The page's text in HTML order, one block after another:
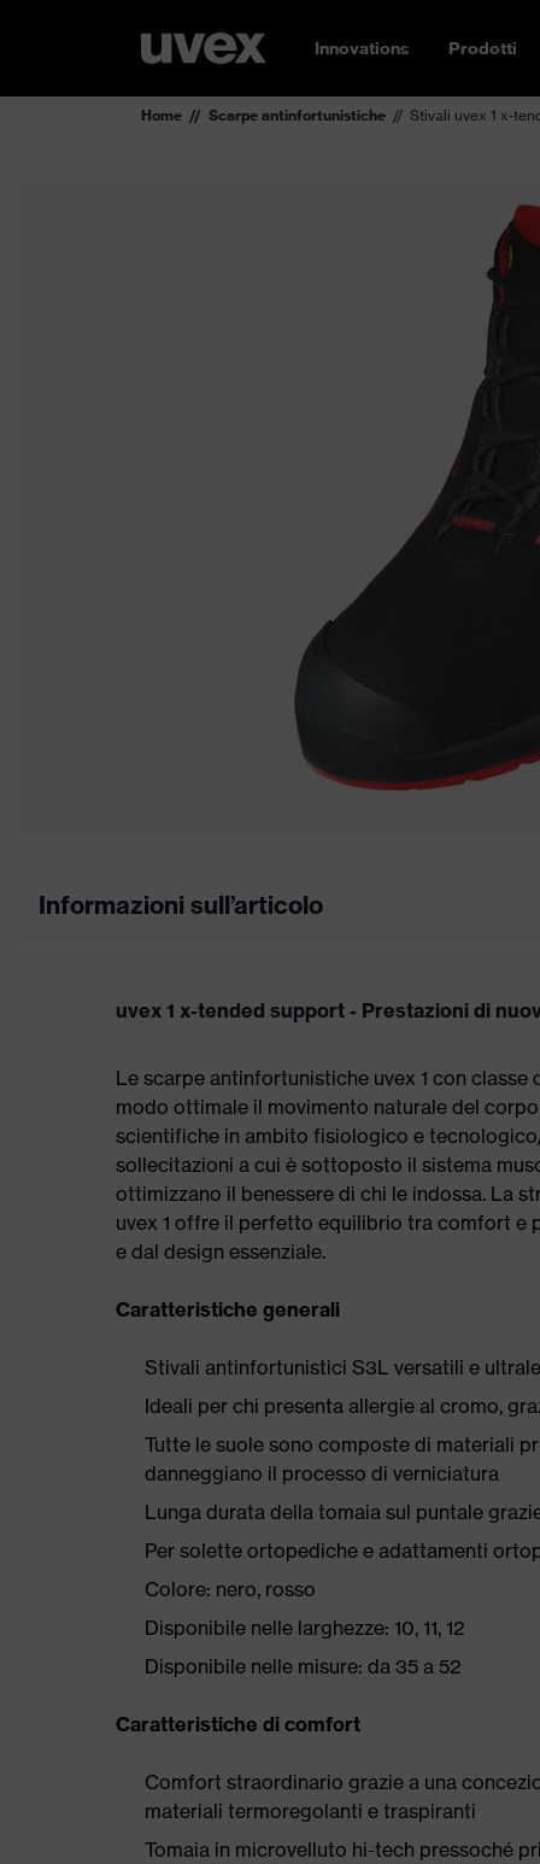
Innovations Prodotti
Home Scarpe antinfortunistiche Stivali uvex 1 x-
Informazioni sull’articolo
uvex 1 x-tended support - Prestazioni di
Le scarpe antinfortunistiche uvex 1 con
modo ottimale il movimento naturale del
scientifiche in ambito fisiologico e
sollecitazioni a cui è sottoposto il sistema
ottimizzano il benessere di chi le indossa. La
uvex 1 offre il perfetto equilibrio tra comfort e
e dal design essenziale.
Caratteristiche generali
Stivali antinfortunistici S3L versatili e
Ideali per chi presenta allergie al cromo,
Tutte le suole sono composte di materiali
danneggiano il processo di verniciatura
Lunga durata della tomaia sul puntale
Per solette ortopediche e adattamenti
Colore: nero, rosso
Disponibile nelle larghezze: 10, 11, 12
Disponibile nelle misure: da 35 a 52
Caratteristiche di comfort
Comfort straordinario grazie a una
materiali termoregolanti e traspiranti
Tomaia in microvelluto hi-tech pressoché